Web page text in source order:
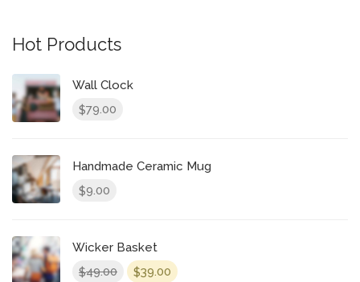
Hot Products
Wall Clock
$79.00
Handmade Ceramic Mug
$9.00
Wicker Basket
$49.00 $39.00